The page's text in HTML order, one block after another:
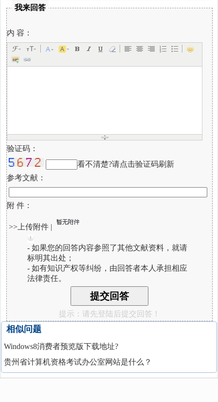
我来回答
内 容：
验证码：
看不清楚?请点击验证码刷新
参考文献：
附 件：
>>上传附件 |
- 如果您的回答内容参照了其他文献资料，就请
标明其出处；
- 如有知识产权等纠纷，由回答者本人承担相应
法律责任。
提示：请先登陆后提交回答！
相似问题
Windows8消费者预览版下载地址?
贵州省计算机资格考试办公室网站是什么？